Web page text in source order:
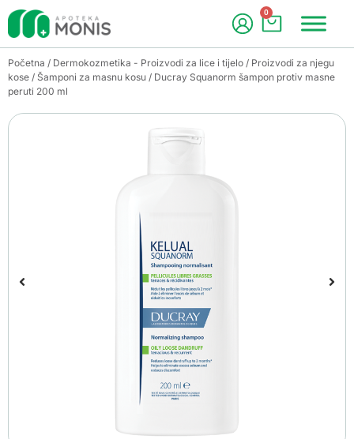
0
Početna / Dermokozmetika - Proizvodi za lice i tijelo / Proizvodi za njegu
kose / Šamponi za masnu kosu / Ducray Squanorm šampon protiv masne
peruti 200 ml